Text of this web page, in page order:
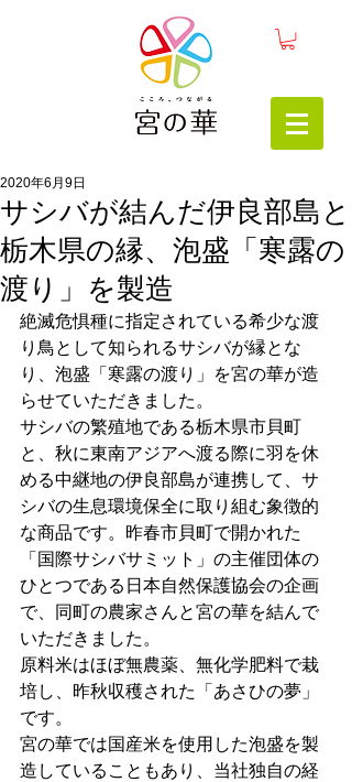
サシバが結んだ伊良部島と
栃木県の縁、泡盛「寒露の
渡り」を製造
2020年6月9日
絶滅危惧種に指定されている希少な渡
り鳥として知られるサシバが縁とな
り、泡盛「寒露の渡り」を宮の華が造
らせていただきました。
サシバの繁殖地である栃木県市貝町
と、秋に東南アジアへ渡る際に羽を休
める中継地の伊良部島が連携して、サ
シバの生息環境保全に取り組む象徴的
な商品です。昨春市貝町で開かれた
「国際サシバサミット」の主催団体の
ひとつである日本自然保護協会の企画
で、同町の農家さんと宮の華を結んで
いただきました。
原料米はほぼ無農薬、無化学肥料で栽
培し、昨秋収穫された「あさひの夢」
です。
宮の華では国産米を使用した泡盛を製
造していることもあり、当社独自の経